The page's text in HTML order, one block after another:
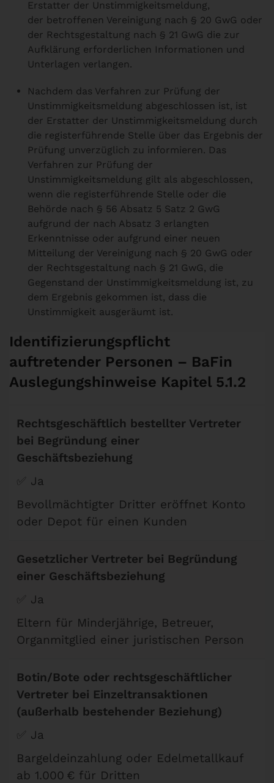
Erstatter der Unstimmigkeitsmeldung,
der betroffenen Vereinigung nach § 20 GwG oder
der Rechtsgestaltung nach § 21 GwG die zur
Aufklärung erforderlichen Informationen und
Unterlagen verlangen.
Nachdem das Verfahren zur Prüfung der
Unstimmigkeitsmeldung abgeschlossen ist, ist
der Erstatter der Unstimmigkeitsmeldung durch
die registerführende Stelle über das Ergebnis der
Prüfung unverzüglich zu informieren. Das
Verfahren zur Prüfung der
Unstimmigkeitsmeldung gilt als abgeschlossen,
wenn die registerführende Stelle oder die
Behörde nach § 56 Absatz 5 Satz 2 GwG
aufgrund der nach Absatz 3 erlangten
Erkenntnisse oder aufgrund einer neuen
Mitteilung der Vereinigung nach § 20 GwG oder
der Rechtsgestaltung nach § 21 GwG, die
Gegenstand der Unstimmigkeitsmeldung ist, zu
dem Ergebnis gekommen ist, dass die
Unstimmigkeit ausgeräumt ist.
Identifizierungspflicht
auftretender Personen – BaFin
Auslegungshinweise Kapitel 5.1.2
Rechtsgeschäftlich bestellter Vertreter
bei Begründung einer
Geschäftsbeziehung
✅ Ja
Bevollmächtigter Dritter eröffnet Konto
oder Depot für einen Kunden
Gesetzlicher Vertreter bei Begründung
einer Geschäftsbeziehung
✅ Ja
Eltern für Minderjährige, Betreuer,
Organmitglied einer juristischen Person
Botin/Bote oder rechtsgeschäftlicher
Vertreter bei Einzeltransaktionen
(außerhalb bestehender Beziehung)
✅ Ja
Bargeldeinzahlung oder Edelmetallkauf
ab 1.000 € für Dritten